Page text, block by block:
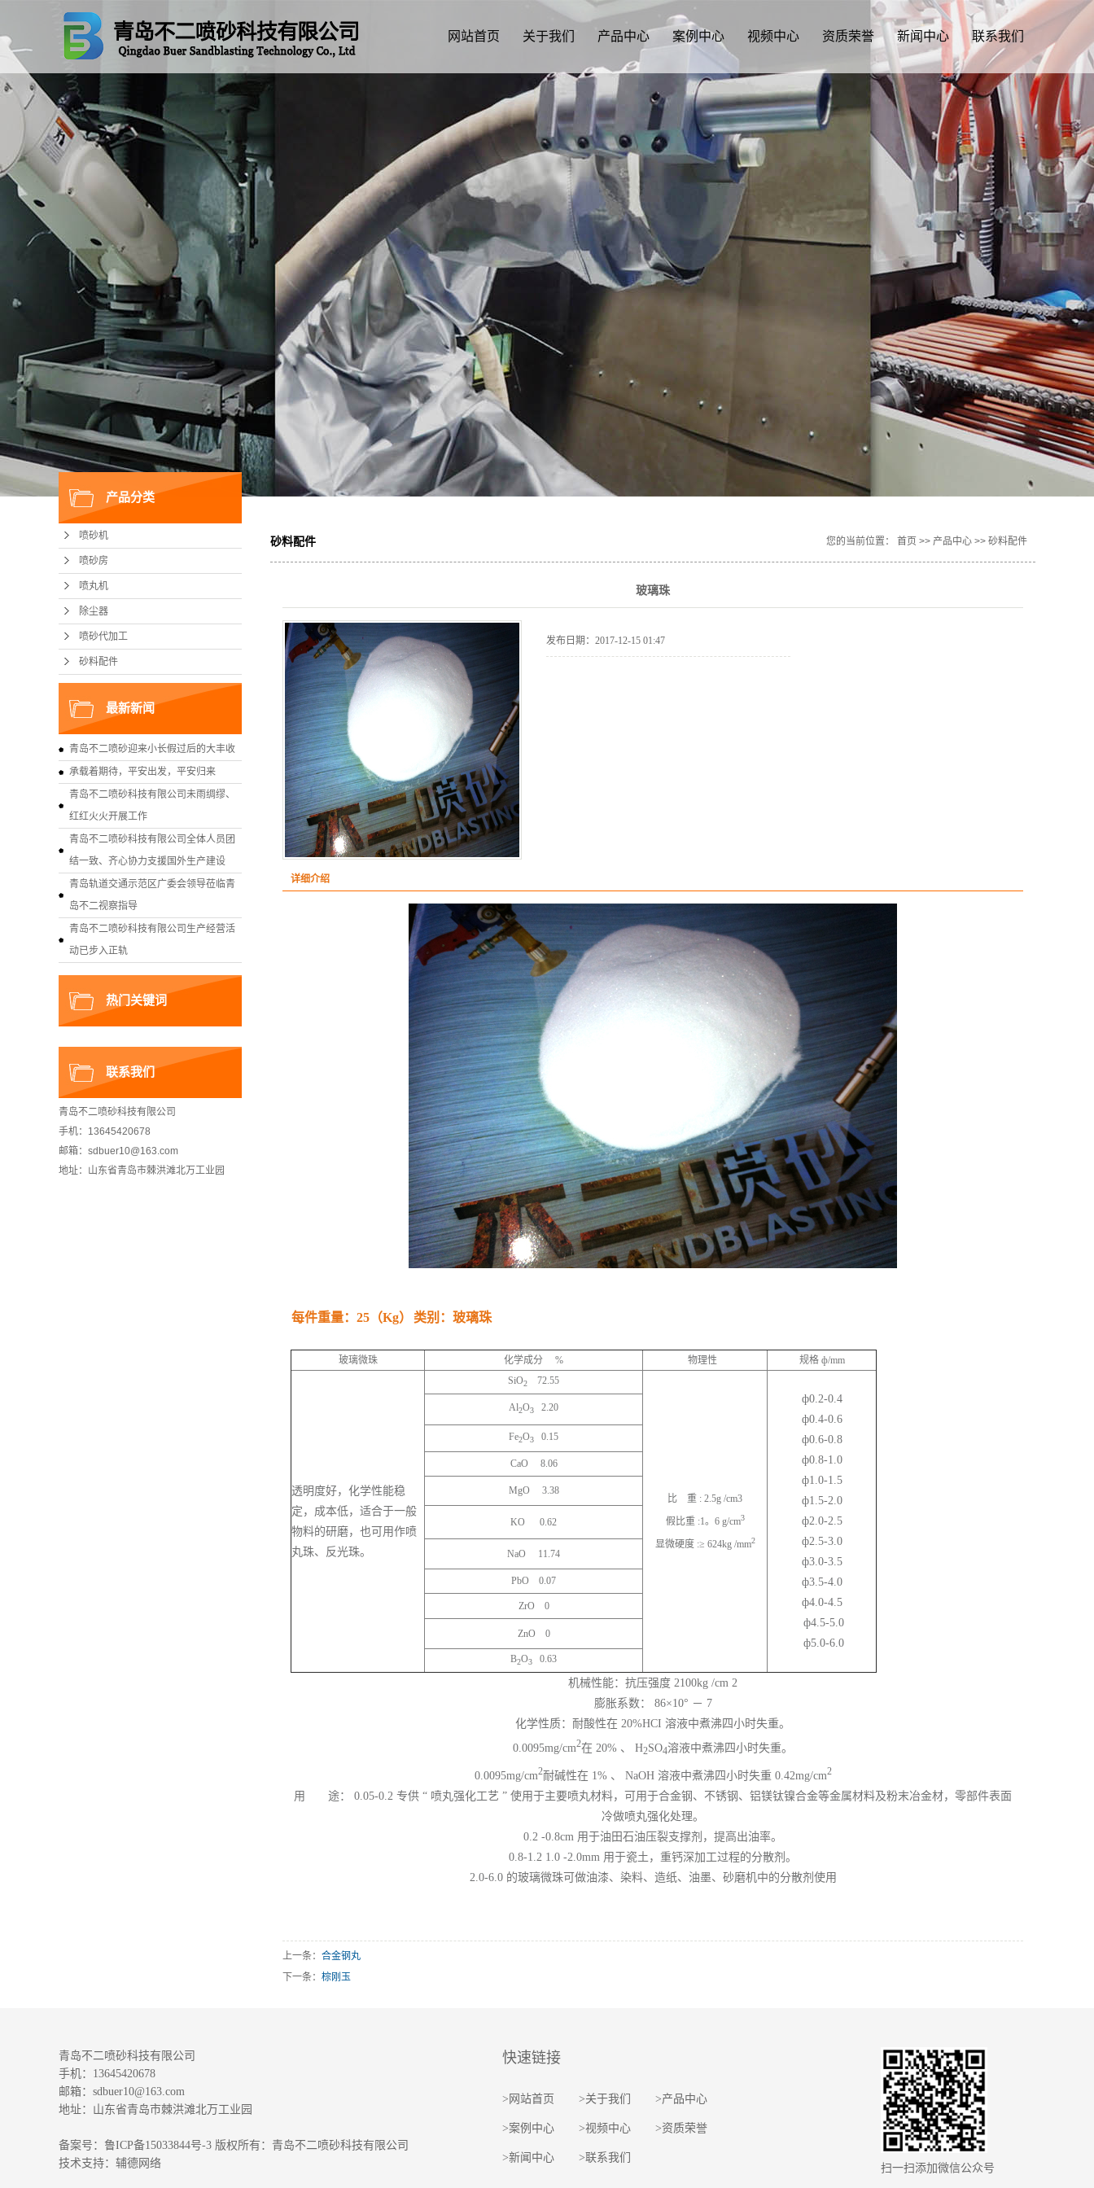
网站首页 关于我们 产品中心 案例中心 视频中心 资质荣誉 新闻中心 联系我们
产品分类
喷砂机
喷砂房
喷丸机
除尘器
喷砂代加工
砂料配件
最新新闻
青岛不二喷砂迎来小长假过后的大丰收
承载着期待，平安出发，平安归来
青岛不二喷砂科技有限公司未雨绸缪、
红红火火开展工作
青岛不二喷砂科技有限公司全体人员团
结一致、齐心协力支援国外生产建设
青岛轨道交通示范区广委会领导莅临青
岛不二视察指导
青岛不二喷砂科技有限公司生产经营活
动已步入正轨
热门关键词
联系我们
青岛不二喷砂科技有限公司
手机：13645420678
邮箱：sdbuer10@163.com
地址：山东省青岛市棘洪滩北万工业园
砂料配件 您的当前位置： 首页 >> 产品中心 >> 砂料配件
玻璃珠
发布日期： 2017-12-15 01:47
详细介绍
每件重量：25（Kg） 类别：玻璃珠
玻璃微珠 化学成分 % 物理性 规格 ф/mm
透明度好，化学性能稳
定，成本低，适合于一般
物料的研磨，也可用作喷
丸珠、反光珠。
SiO2 72.55
比 重 : 2.5g /cm3
假比重 :1。6 g/cm3
显微硬度 :≥ 624kg /mm2
ф0.2-0.4
ф0.4-0.6
ф0.6-0.8
ф0.8-1.0
ф1.0-1.5
ф1.5-2.0
ф2.0-2.5
ф2.5-3.0
ф3.0-3.5
ф3.5-4.0
ф4.0-4.5
ф4.5-5.0
ф5.0-6.0
Al2O3 2.20
Fe2O3 0.15
CaO 8.06
MgO 3.38
KO 0.62
NaO 11.74
PbO 0.07
ZrO 0
ZnO 0
B2O3 0.63
机械性能：抗压强度 2100kg /cm 2
膨胀系数： 86×10° － 7
化学性质：耐酸性在 20%HCI 溶液中煮沸四小时失重。
0.0095mg/cm2在 20% 、 H2SO4溶液中煮沸四小时失重。
0.0095mg/cm2耐碱性在 1% 、 NaOH 溶液中煮沸四小时失重 0.42mg/cm2
用 途： 0.05-0.2 专供 “ 喷丸强化工艺 ” 使用于主要喷丸材料，可用于合金钢、不锈钢、铝镁钛镍合金等金属材料及粉末冶金材，零部件表面
冷做喷丸强化处理。
0.2 -0.8cm 用于油田石油压裂支撑剂，提高出油率。
0.8-1.2 1.0 -2.0mm 用于瓷土，重钙深加工过程的分散剂。
2.0-6.0 的玻璃微珠可做油漆、染料、造纸、油墨、砂磨机中的分散剂使用
上一条： 合金钢丸
下一条： 棕刚玉
青岛不二喷砂科技有限公司
手机：13645420678
邮箱：sdbuer10@163.com
地址：山东省青岛市棘洪滩北万工业园
备案号： 鲁ICP备15033844号-3 版权所有：青岛不二喷砂科技有限公司
技术支持： 辅德网络
快速链接
>网站首页 >关于我们 >产品中心
>案例中心 >视频中心 >资质荣誉
>新闻中心 >联系我们
扫一扫添加微信公众号